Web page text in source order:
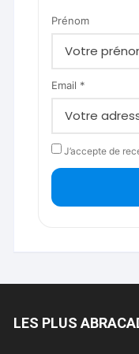
Prénom
Email *
J’accepte de
LES PLUS